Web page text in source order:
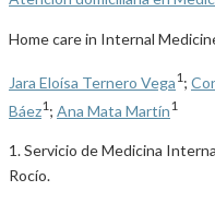
Home care in Internal
Jara Eloísa Ternero Vega1 ;
Báez1 ; Ana Mata Martín1
1. Servicio de Medicina
Rocío.